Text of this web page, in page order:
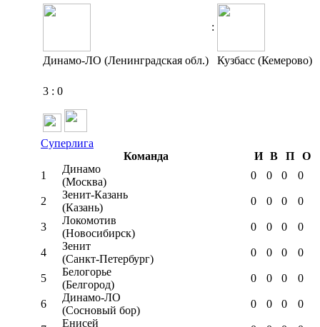
:
Динамо-ЛО (Ленинградская обл.) Кузбасс (Кемерово)
3 : 0
Суперлига
Команда
И В П
О
1
Динамо
(Москва)
0 0 0 0
2
Зенит-Казань
(Казань)
0 0 0 0
3
Локомотив
(Новосибирск)
0 0 0 0
4
Зенит
(Санкт-Петербург)
0 0 0 0
5
Белогорье
(Белгород)
0 0 0 0
6
Динамо-ЛО
(Сосновый бор)
0 0 0 0
Енисей